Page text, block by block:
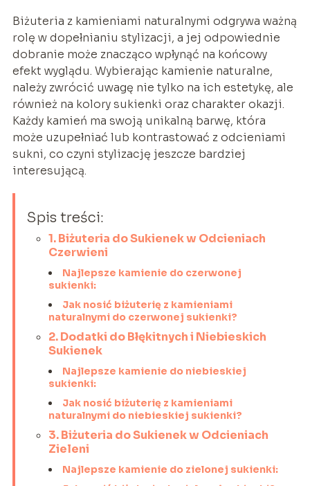
Biżuteria z kamieniami naturalnymi odgrywa ważną
rolę w dopełnianiu stylizacji, a jej odpowiednie
dobranie może znacząco wpłynąć na końcowy
efekt wyglądu. Wybierając kamienie naturalne,
należy zwrócić uwagę nie tylko na ich estetykę, ale
również na kolory sukienki oraz charakter okazji.
Każdy kamień ma swoją unikalną barwę, która
może uzupełniać lub kontrastować z odcieniami
sukni, co czyni stylizację jeszcze bardziej
interesującą.
Spis treści:
1. Biżuteria do Sukienek w Odcieniach
Czerwieni
Najlepsze kamienie do czerwonej
sukienki:
Jak nosić biżuterię z kamieniami
naturalnymi do czerwonej sukienki?
2. Dodatki do Błękitnych i Niebieskich
Sukienek
Najlepsze kamienie do niebieskiej
sukienki:
Jak nosić biżuterię z kamieniami
naturalnymi do niebieskiej sukienki?
3. Biżuteria do Sukienek w Odcieniach
Zieleni
Najlepsze kamienie do zielonej sukienki: